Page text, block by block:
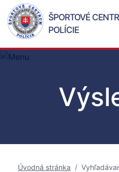
ŠPORTOVÉ
POLÍCIE
Úvodná stránka